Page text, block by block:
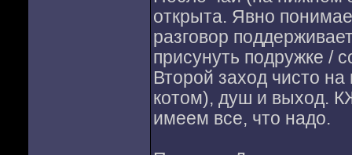
открыта. Явно
разговор
присунуть подружке /
Второй заход чисто
котом), душ и выход.
имеем все, что надо.